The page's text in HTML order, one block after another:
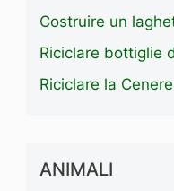
Costruire un
Riciclare bottiglie
Riciclare la
ANIMALI